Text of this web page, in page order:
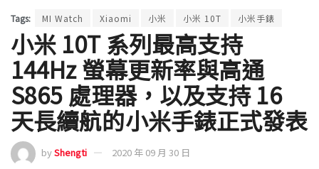
Tags: MI Watch Xiaomi 小米 小米 10T 小米手錶
小米 10T 系列最高支持
144Hz 螢幕更新率與高通
S865 處理器，以及支持 16
天長續航的小米手錶正式發表
byShengti 2020 年 09 月 30 日